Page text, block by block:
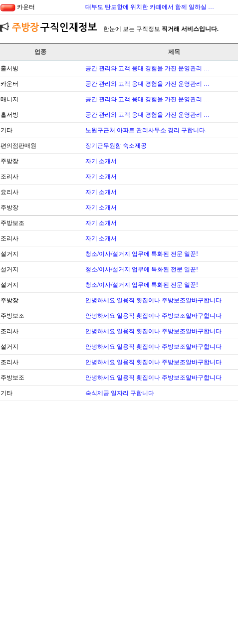
카운터 대부도 탄도항에 위치한 카페에서 함께 일하실 …
주방장구직인재정보 한눈에 보는 구직정보 직거래 서비스입니다.
업종 제목
홀서빙 공간 관리와 고객 응대 경험을 가진 운영관리 …
카운터 공간 관리와 고객 응대 경험을 가진 운영관리 …
매니저 공간 관리와 고객 응대 경험을 가진 운영관리 …
홀서빙 공간 관리와 고객 응대 경험을 가진 운영관리 …
기타 노원구근처 아파트 관리사무소 경리 구합니다.
편의점판매원 장기근무원함 숙소제공
주방장 자기 소개서
조리사 자기 소개서
요리사 자기 소개서
주방장 자기 소개서
주방보조 자기 소개서
조리사 자기 소개서
설거지 청소/이사/설거지 업무에 특화된 전문 일꾼!
설거지 청소/이사/설거지 업무에 특화된 전문 일꾼!
설거지 청소/이사/설거지 업무에 특화된 전문 일꾼!
주방장 안녕하세요 일용직 횟집이나 주방보조알바구합니다
주방보조 안녕하세요 일용직 횟집이나 주방보조알바구합니다
조리사 안녕하세요 일용직 횟집이나 주방보조알바구합니다
설거지 안녕하세요 일용직 횟집이나 주방보조알바구합니다
조리사 안녕하세요 일용직 횟집이나 주방보조알바구합니다
주방보조 안녕하세요 일용직 횟집이나 주방보조알바구합니다
기타 숙식제공 일자리 구합니다